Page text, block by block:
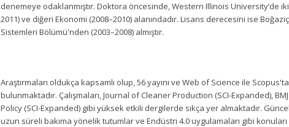
denemeye odaklanmıştır. Doktora öncesinde, Western Illinois University’de
2011) ve diğeri Ekonomi (2008–2010) alanındadır. Lisans derecesini ise
Sistemleri Bölümü'nden (2003–2008) almıştır.
Araştırmaları oldukça kapsamlı olup, 56 yayını ve Web of Science ile
bulunmaktadır. Çalışmaları, Journal of Cleaner Production (SCI-Expanded),
Policy (SCI-Expanded) gibi yüksek etkili dergilerde sıkça yer almaktadır.
uzun süreli bakıma yönelik tutumlar ve Endüstri 4.0 uygulamaları gibi konuları